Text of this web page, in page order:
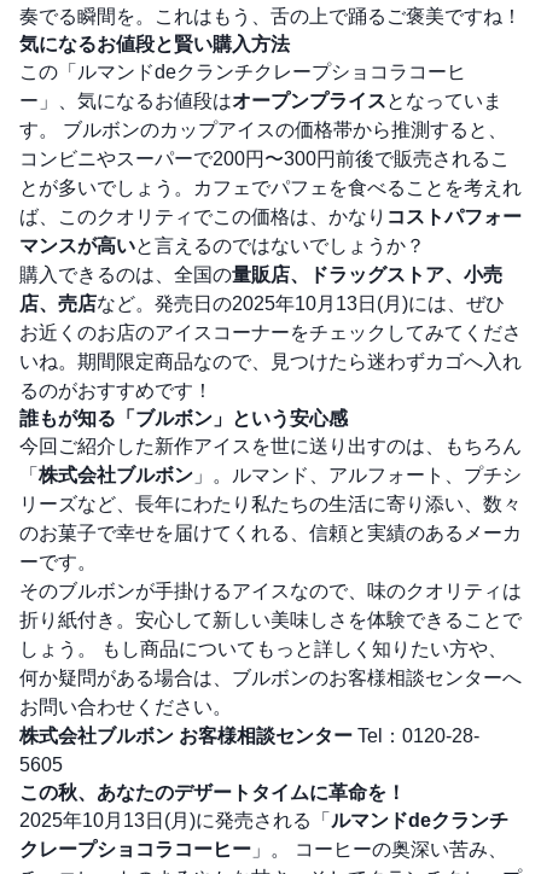
奏でる瞬間を。これはもう、舌の上で踊るご褒美ですね！
気になるお値段と賢い購入方法
この「ルマンドdeクランチクレープショコラコーヒ
ー」、気になるお値段はオープンプライスとなっていま
す。 ブルボンのカップアイスの価格帯から推測すると、
コンビニやスーパーで200円〜300円前後で販売されるこ
とが多いでしょう。カフェでパフェを食べることを考えれ
ば、このクオリティでこの価格は、かなり コストパフォー
マンスが高いと言えるのではないでしょうか？
購入できるのは、全国の量販店、ドラッグストア、小売
店、売店など。発売日の2025年10月13日(月)には、ぜひ
お近くのお店のアイスコーナーをチェックしてみてくださ
いね。期間限定商品なので、見つけたら迷わずカゴへ入れ
るのがおすすめです！
誰もが知る「ブルボン」という安心感
今回ご紹介した新作アイスを世に送り出すのは、もちろん
「 株式会社ブルボン 」。ルマンド、アルフォート、プチシ
リーズなど、長年にわたり私たちの生活に寄り添い、数々
のお菓子で幸せを届けてくれる、信頼と実績のあるメーカ
ーです。
そのブルボンが手掛けるアイスなので、味のクオリティは
折り紙付き。安心して新しい美味しさを体験できることで
しょう。 もし商品についてもっと詳しく知りたい方や、
何か疑問がある場合は、ブルボンのお客様相談センターへ
お問い合わせください。
株式会社ブルボン お客様相談センター Tel：0120-28-
5605
この秋、あなたのデザートタイムに革命を！
2025年10月13日(月)に発売される「 ルマンドdeクランチ
クレープショコラコーヒー 」。 コーヒーの奥深い苦み、